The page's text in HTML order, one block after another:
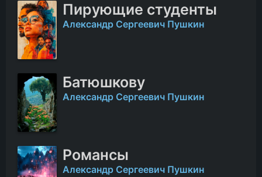
Пирующие студенты
Александр Сергеевич Пушкин
Батюшкову
Александр Сергеевич Пушкин
Романсы
Александр Сергеевич Пушкин